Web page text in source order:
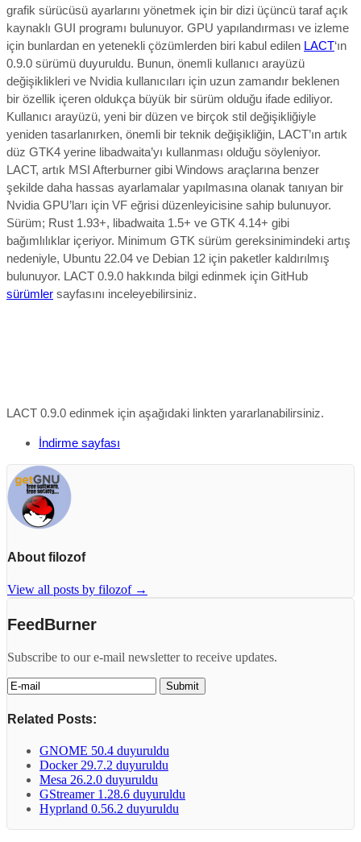
grafik sürücüsü ayarlarını yönetmek için bir dizi üçüncü taraf açık
kaynaklı GUI programı bulunuyor. GPU yapılandırması ve izleme
için bunlardan en yetenekli çözümlerden biri kabul edilen LACT‘ın
0.9.0 sürümü duyuruldu. Bunun, önemli kullanıcı arayüzü
değişiklikleri ve Nvidia kullanıcıları için uzun zamandır beklenen
bir özellik içeren oldukça büyük bir sürüm olduğu ifade ediliyor.
Kullanıcı arayüzü, yeni bir düzen ve birçok stil değişikliğiyle
yeniden tasarlanırken, önemli bir teknik değişikliğin, LACT’ın artık
düz GTK4 yerine libadwaita’yı kullanması olduğu söyleniyor.
LACT, artık MSI Afterburner gibi Windows araçlarına benzer
şekilde daha hassas ayarlamalar yapılmasına olanak tanıyan bir
Nvidia GPU’ları için VF eğrisi düzenleyicisine sahip bulunuyor.
Sürüm; Rust 1.93+, libadwaita 1.5+ ve GTK 4.14+ gibi
bağımlılıklar içeriyor. Minimum GTK sürüm gereksinimindeki artış
nedeniyle, Ubuntu 22.04 ve Debian 12 için paketler kaldırılmış
bulunuyor. LACT 0.9.0 hakkında bilgi edinmek için GitHub
sürümler sayfasını inceleyebilirsiniz.
LACT 0.9.0 edinmek için aşağıdaki linkten yararlanabilirsiniz.
İndirme sayfası
About filozof
View all posts by filozof →
FeedBurner
Subscribe to our e-mail newsletter to receive updates.
Related Posts:
GNOME 50.4 duyuruldu
Docker 29.7.2 duyuruldu
Mesa 26.2.0 duyuruldu
GStreamer 1.28.6 duyuruldu
Hyprland 0.56.2 duyuruldu